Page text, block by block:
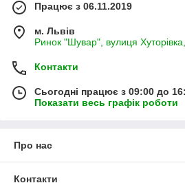
Працює з 06.11.2019
м. Львів
Ринок "Шувар", вулиця
Контакти
Сьогодні працює з 09:00 до
Показати весь графік роботи
Про нас
Контакти